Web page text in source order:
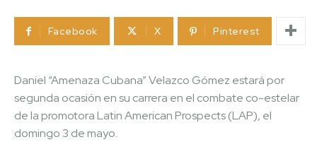
Facebook X Pinterest
Daniel “Amenaza Cubana” Velazco Gómez estará por
segunda ocasión en su carrera en el combate co-estelar
de la promotora Latin American Prospects (LAP), el
domingo 3 de mayo.